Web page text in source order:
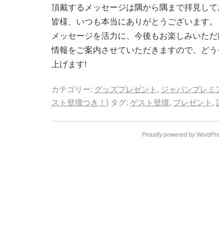
頂戴するメッセージは隅から隅まで拝見し
皆様、いつも本当にありがとうございます。
メッセージを活力に、今後もお楽しみいた
情報をご案内させていただきますので、ど
上げます!
カテゴリー: グッズプレゼント , ジャパンプレミ
スト登壇つき！) タグ: ゲスト登壇, プレゼント ,
Proudly powered by